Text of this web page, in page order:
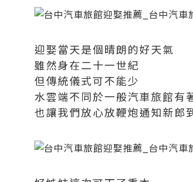
迎娶當天是個晴朗的好天氣
雖然身在二十一世紀
但傳統儀式可不能少
水雲端不同於一般汽車旅館有
也讓我們放心放鞭炮通知新郎